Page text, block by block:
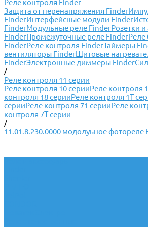
Реле контроля Finder
Защита от перенапряжения Finder
FinderИнтерфейсные модули Finder
FinderМодульные реле FinderРозетки и
FinderПромежуточные реле FinderРеле
FinderРеле контроля FinderТаймеры
вентиляторы FinderЩитовые
FinderЭлектронные диммеры Finder
/
Реле контроля 11 серии
Реле контроля 10 серииРеле контроля
контроля 18 серииРеле контроля 1Т
серииРеле контроля 71 серииРеле
контроля 7Т серии
/
11.01.8.230.0000 модолуьное фотореле